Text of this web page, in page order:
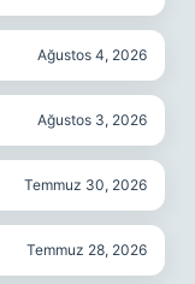
Ağustos 4, 2026
Ağustos 3, 2026
Temmuz 30, 2026
Temmuz 28, 2026